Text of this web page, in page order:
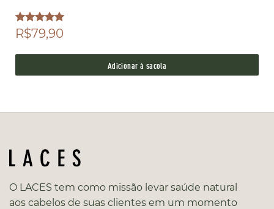
Avaliação
5.00 de 5
R$79,90
Adicionar à sacola
O LACES tem como missão levar saúde natural
aos cabelos de suas clientes em um momento